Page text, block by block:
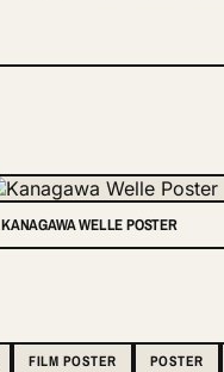
KANAGAWA WELLE POSTER
FILM POSTER POSTER